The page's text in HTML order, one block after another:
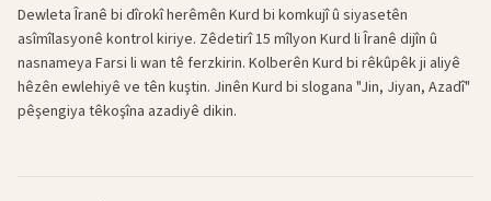
Dewleta Îranê bi dîrokî herêmên Kurd bi komkujî û siyasetên
asîmîlasyonê kontrol kiriye. Zêdetirî 15 mîlyon Kurd li Îranê dijîn û
nasnameya Farsi li wan tê ferzkirin. Kolberên Kurd bi rêkûpêk ji aliyê
hêzên ewlehiyê ve tên kuştin. Jinên Kurd bi slogana "Jin, Jiyan, Azadî"
pêşengiya têkoşîna azadiyê dikin.